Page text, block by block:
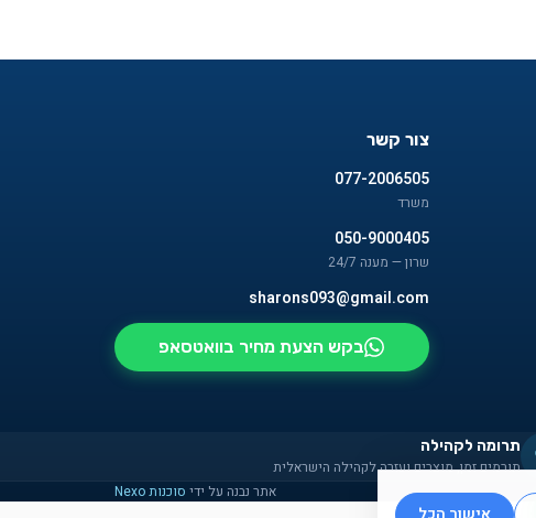
צור קשר
077-2006505
משרד
050-9000405
שרון — מענה 24/7
sharons093@gmail.com
בקש הצעת מחיר בוואטסאפ
תרומה לקהילה
תורמים זמן, מוצרים ועזרה לקהילה הישראלית
אתר נבנה על ידי סוכנות Nexo